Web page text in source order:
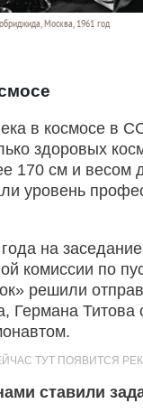
Москва, 1961 год
в космосе в
здоровых
170 см и весом
уровень
на заседание
комиссии по
решили
Германа Титова
ставили